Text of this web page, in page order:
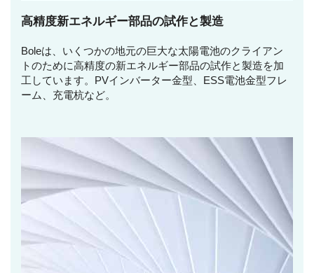
高精度新エネルギー部品の試作と製造
Boleは、いくつかの地元の巨大な太陽電池のクライアン
トのために高精度の新エネルギー部品の試作と製造を加
工しています。PVインバーター金型、ESS電池金型フレ
ーム、充電杭など。